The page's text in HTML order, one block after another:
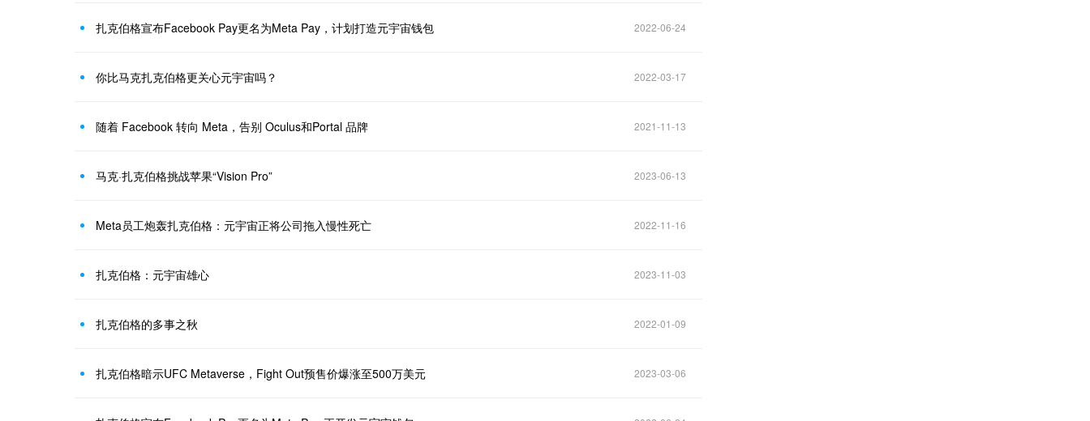
扎克伯格宣布Facebook Pay更名为Meta Pay，计划打造元宇宙钱包 2022-06-24
你比马克扎克伯格更关心元宇宙吗？ 2022-03-17
随着 Facebook 转向 Meta，告别 Oculus和Portal 品牌 2021-11-13
马克·扎克伯格挑战苹果“Vision Pro” 2023-06-13
Meta员工炮轰扎克伯格：元宇宙正将公司拖入慢性死亡 2022-11-16
扎克伯格：元宇宙雄心 2023-11-03
扎克伯格的多事之秋 2022-01-09
扎克伯格暗示UFC Metaverse，Fight Out预售价爆涨至500万美元 2023-03-06